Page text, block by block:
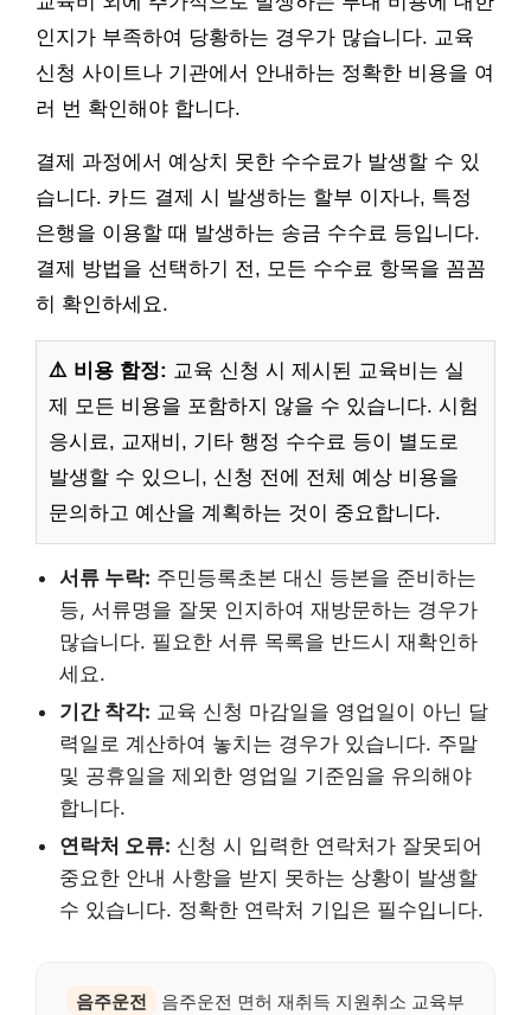
인지가 부족하여 당황하는 경우가 많습니다. 교육
신청 사이트나 기관에서 안내하는 정확한 비용을 여
러 번 확인해야 합니다.
결제 과정에서 예상치 못한 수수료가 발생할 수 있
습니다. 카드 결제 시 발생하는 할부 이자나, 특정
은행을 이용할 때 발생하는 송금 수수료 등입니다.
결제 방법을 선택하기 전, 모든 수수료 항목을 꼼꼼
히 확인하세요.
⚠️ 비용 함정: 교육 신청 시 제시된 교육비는 실
제 모든 비용을 포함하지 않을 수 있습니다. 시험
응시료, 교재비, 기타 행정 수수료 등이 별도로
발생할 수 있으니, 신청 전에 전체 예상 비용을
문의하고 예산을 계획하는 것이 중요합니다.
서류 누락: 주민등록초본 대신 등본을 준비하는
등, 서류명을 잘못 인지하여 재방문하는 경우가
많습니다. 필요한 서류 목록을 반드시 재확인하
세요.
기간 착각: 교육 신청 마감일을 영업일이 아닌 달
력일로 계산하여 놓치는 경우가 있습니다. 주말
및 공휴일을 제외한 영업일 기준임을 유의해야
합니다.
연락처 오류: 신청 시 입력한 연락처가 잘못되어
중요한 안내 사항을 받지 못하는 상황이 발생할
수 있습니다. 정확한 연락처 기입은 필수입니다.
음주운전
음주운전 면허 재취득 지원취소 교육부